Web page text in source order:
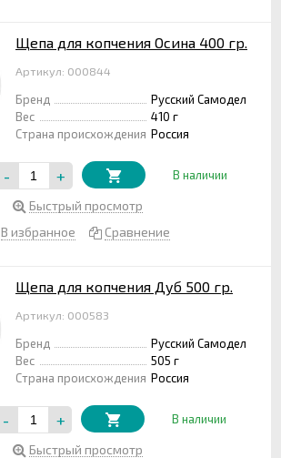
Щепа для копчения Осина 400 гр.
Артикул: 000844
Бренд
Русский Самодел
Вес
410 г
Страна происхождения Россия
- + В наличии
Быстрый просмотр
В избранное
Сравнение
Щепа для копчения Дуб 500 гр.
Артикул: 000583
Бренд
Русский Самодел
Вес
505 г
Страна происхождения Россия
- + В наличии
Быстрый просмотр